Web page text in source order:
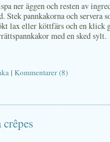
ner äggen och resten av
Stek pannkakorna och servera
lax eller köttfärs och en klick
med en sked sylt.
| Kommentarer (8)